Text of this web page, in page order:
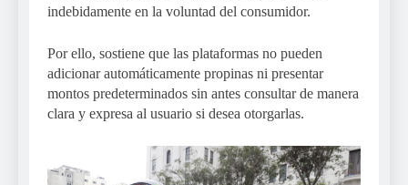
indebidamente en la voluntad del consumidor.
Por ello, sostiene que las plataformas no pueden
adicionar automáticamente propinas ni presentar
montos predeterminados sin antes consultar de manera
clara y expresa al usuario si desea otorgarlas.